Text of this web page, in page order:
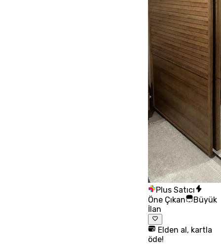
Plus Satıcı
Öne Çıkan
Büyük
İlan
Elden al, kartla
öde!